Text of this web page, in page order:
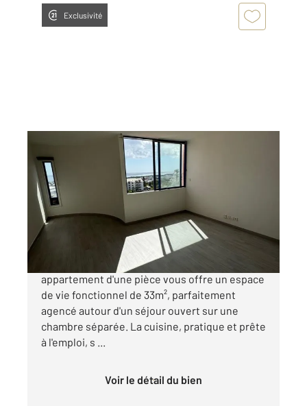
Exclusivité
33 m
Ref : 14992
Appartement F1 à vendre
121 000 €
Situé au cœur de SaintDenis (97490), cet
appartement d'une pièce vous offre un espace
de vie fonctionnel de 33m², parfaitement
agencé autour d'un séjour ouvert sur une
chambre séparée. La cuisine, pratique et prête
à l'emploi, s ...
Voir le détail du bien